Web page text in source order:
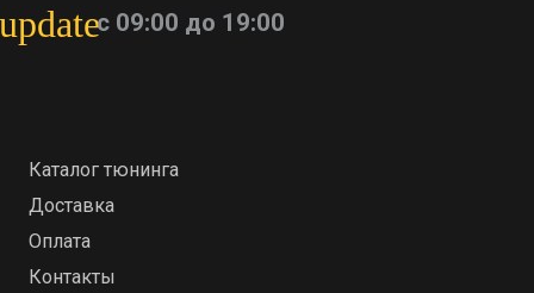
updateс 09:00 до 19:00
Каталог тюнинга
Доставка
Оплата
Контакты